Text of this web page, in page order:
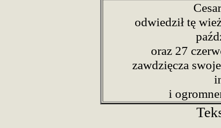
odwiedził tę
oraz 27
zawdzięcza
i